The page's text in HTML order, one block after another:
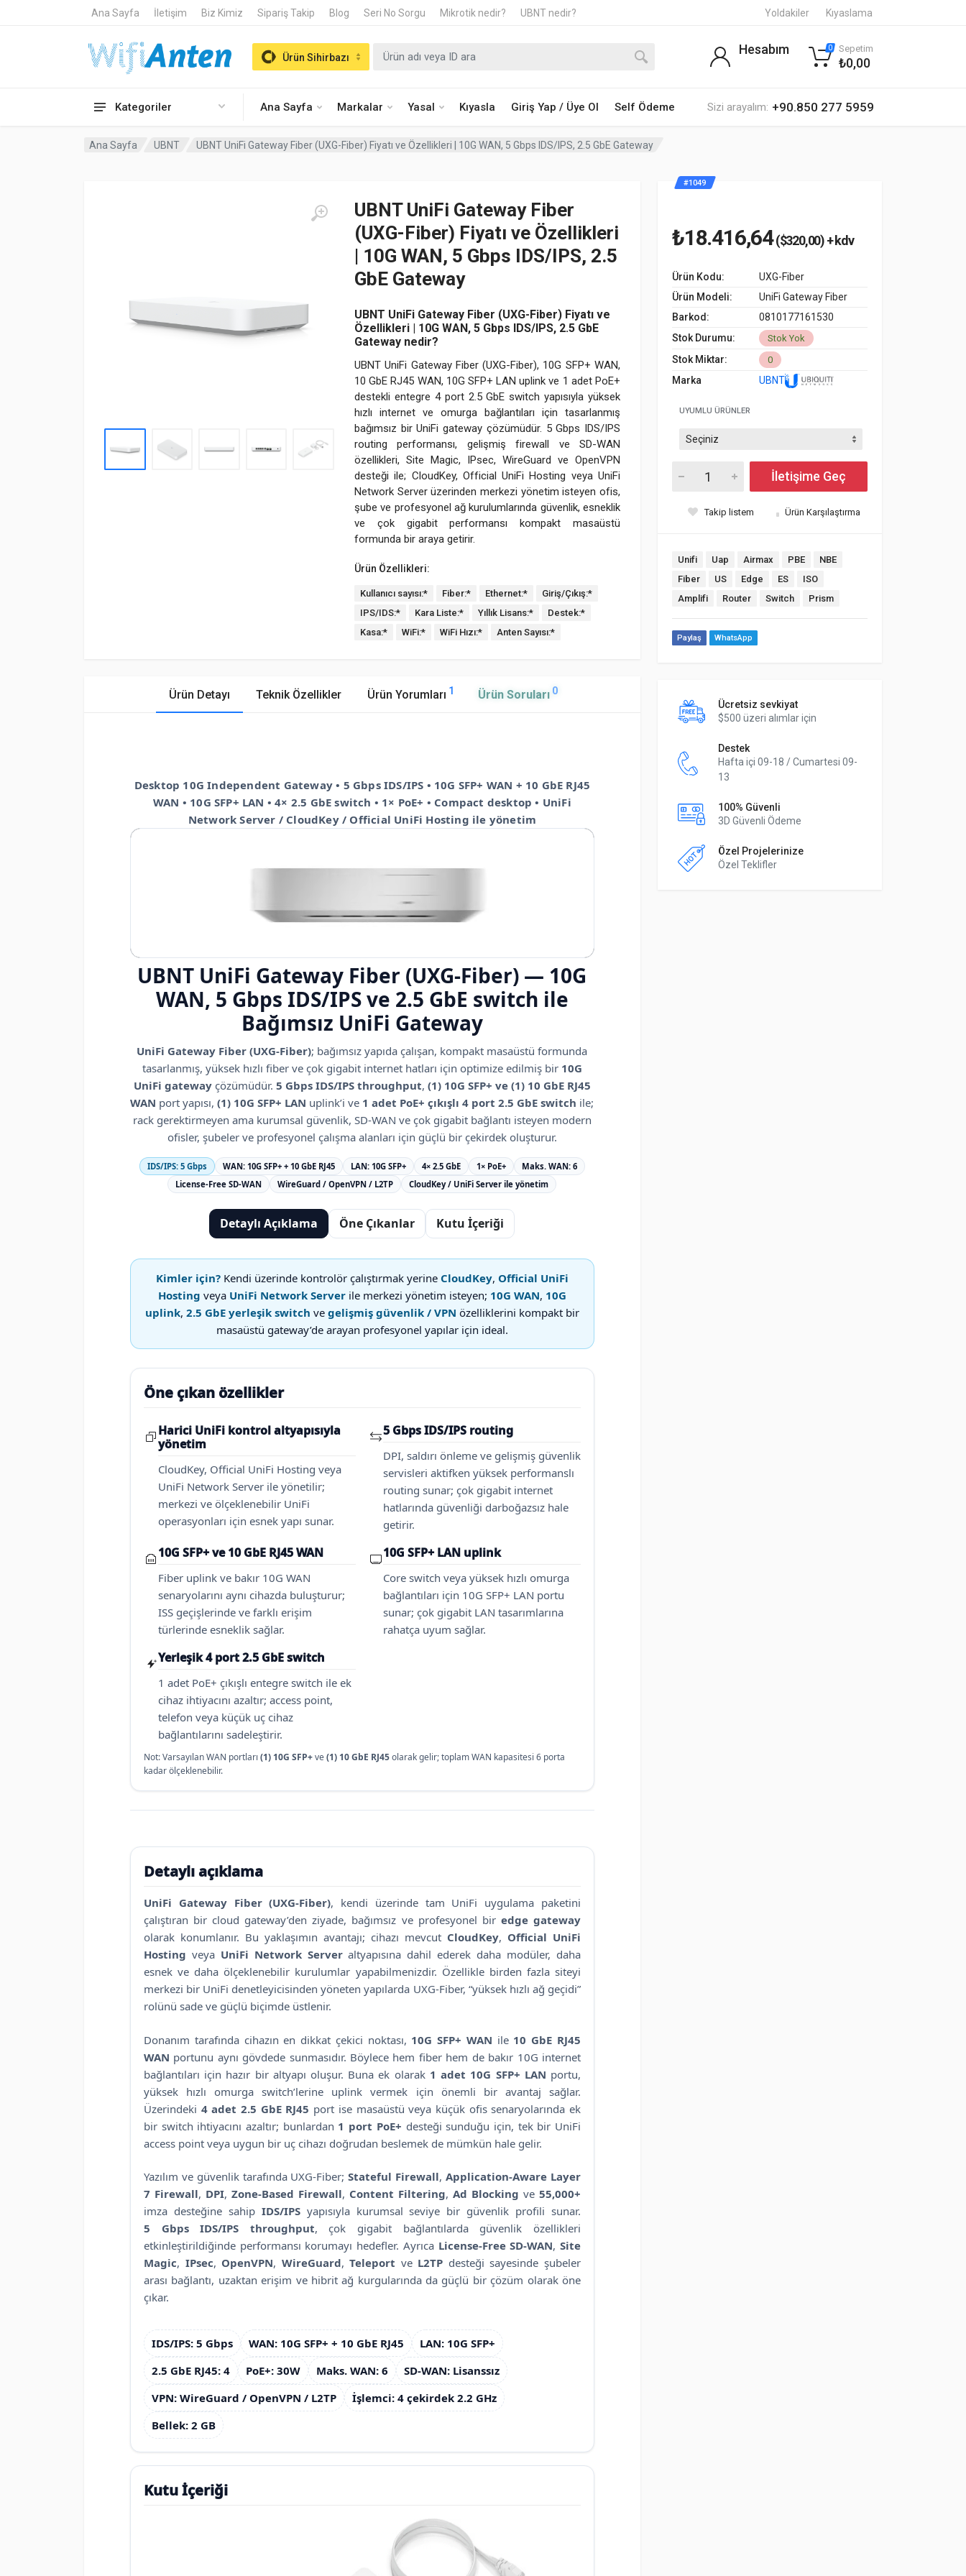
Ana Sayfa İletişim Biz Kimiz Sipariş Takip Blog Seri No Sorgu Mikrotik nedir? UBNT nedir? Yoldakiler Kıyaslama
Kategoriler Ana Sayfa Markalar Yasal Kıyasla Giriş Yap / Üye Ol Self Ödeme Sizi arayalım: +90.850 277 5959
Ürün Sihirbazı
Hesabım 0 Sepetim
₺0,00
Ana Sayfa UBNT UBNT UniFi Gateway Fiber (UXG-Fiber) Fiyatı ve Özellikleri | 10G WAN, 5 Gbps IDS/IPS, 2.5 GbE Gateway
UBNT UniFi Gateway Fiber
(UXG-Fiber) Fiyatı ve Özellikleri
| 10G WAN, 5 Gbps IDS/IPS, 2.5
GbE Gateway
UBNT UniFi Gateway Fiber (UXG-Fiber) Fiyatı ve
Özellikleri | 10G WAN, 5 Gbps IDS/IPS, 2.5 GbE
Gateway nedir?
UBNT UniFi Gateway Fiber (UXG-Fiber), 10G SFP+ WAN,
10 GbE RJ45 WAN, 10G SFP+ LAN uplink ve 1 adet PoE+
destekli entegre 4 port 2.5 GbE switch yapısıyla yüksek
hızlı internet ve omurga bağlantıları için tasarlanmış
bağımsız bir UniFi gateway çözümüdür. 5 Gbps IDS/IPS
routing performansı, gelişmiş firewall ve SD-WAN
özellikleri, Site Magic, IPsec, WireGuard ve OpenVPN
desteği ile; CloudKey, Official UniFi Hosting veya UniFi
Network Server üzerinden merkezi yönetim isteyen ofis,
şube ve profesyonel ağ kurulumlarında güvenlik, esneklik
ve çok gigabit performansı kompakt masaüstü
formunda bir araya getirir.
Ürün Özellikleri:
Kullanıcı sayısı:* Fiber:* Ethernet:*
Giriş/Çıkış:*
IPS/IDS:*
Kara Liste:* Yıllık Lisans:*
Destek:*
Kasa:*
WiFi:* WiFi Hızı:* Anten Sayısı:*
#1049
₺18.416,64($320,00) + kdv
Ürün Kodu:
UXG-Fiber
Ürün Modeli:
UniFi Gateway Fiber
Barkod:
0810177161530
Stok Durumu:
Stok Yok
Stok Miktar: 0
Marka UBNT
UYUMLU ÜRÜNLER
İletişime Geç
Takip listem Ürün Karşılaştırma
Unifi Uap Airmax PBE
NBE
Fiber
US Edge ES
ISO
Amplifi
Router Switch Prism
Paylaş WhatsApp
Ücretsiz sevkiyat
$500 üzeri alımlar için
Destek
Hafta içi 09-18 / Cumartesi 09-
13
100% Güvenli
3D Güvenli Ödeme
Özel Projelerinize
Özel Teklifler
Ürün Detayı Teknik Özellikler Ürün Yorumları 1 Ürün Soruları 0
Desktop 10G Independent Gateway • 5 Gbps IDS/IPS • 10G SFP+ WAN + 10 GbE RJ45
WAN • 10G SFP+ LAN • 4× 2.5 GbE switch • 1× PoE+ • Compact desktop • UniFi
Network Server / CloudKey / Official UniFi Hosting ile yönetim
UBNT UniFi Gateway Fiber (UXG-Fiber) — 10G
WAN, 5 Gbps IDS/IPS ve 2.5 GbE switch ile
Bağımsız UniFi Gateway
UniFi Gateway Fiber (UXG-Fiber); bağımsız yapıda çalışan, kompakt masaüstü formunda
tasarlanmış, yüksek hızlı fiber ve çok gigabit internet hatları için optimize edilmiş bir 10G
UniFi gatewayçözümüdür. 5 Gbps IDS/IPS throughput, (1) 10G SFP+ ve (1) 10 GbE RJ45
WAN port yapısı,(1) 10G SFP+ LAN uplink’i ve 1 adet PoE+ çıkışlı 4 port 2.5 GbE switch ile;
rack gerektirmeyen ama kurumsal güvenlik, SD-WAN ve çok gigabit bağlantı isteyen modern
ofisler, şubeler ve profesyonel çalışma alanları için güçlü bir çekirdek oluşturur.
IDS/IPS: 5 Gbps WAN: 10G SFP+ + 10 GbE RJ45 LAN: 10G SFP+ 4× 2.5 GbE 1× PoE+
Maks. WAN: 6
License-Free SD-WAN
WireGuard / OpenVPN / L2TP CloudKey / UniFi Server ile yönetim
Detaylı Açıklama Öne Çıkanlar Kutu İçeriği
Kimler için?Kendi üzerinde kontrolör çalıştırmak yerine CloudKey, Official UniFi
Hosting veya UniFi Network Serverile merkezi yönetim isteyen; 10G WAN, 10G
uplink, 2.5 GbE yerleşik switch ve gelişmiş güvenlik / VPN özelliklerini kompakt bir
masaüstü gateway’de arayan profesyonel yapılar için ideal.
Öne çıkan özellikler
Harici UniFi kontrol altyapısıyla
yönetim
CloudKey, Official UniFi Hosting veya
UniFi Network Server ile yönetilir;
merkezi ve ölçeklenebilir UniFi
operasyonları için esnek yapı sunar.
5 Gbps IDS/IPS routing
DPI, saldırı önleme ve gelişmiş güvenlik
servisleri aktifken yüksek performanslı
routing sunar; çok gigabit internet
hatlarında güvenliği darboğazsız hale
getirir.
10G SFP+ ve 10 GbE RJ45 WAN
Fiber uplink ve bakır 10G WAN
senaryolarını aynı cihazda buluşturur;
ISS geçişlerinde ve farklı erişim
türlerinde esneklik sağlar.
10G SFP+ LAN uplink
Core switch veya yüksek hızlı omurga
bağlantıları için 10G SFP+ LAN portu
sunar; çok gigabit LAN tasarımlarına
rahatça uyum sağlar.
Yerleşik 4 port 2.5 GbE switch
1 adet PoE+ çıkışlı entegre switch ile ek
cihaz ihtiyacını azaltır; access point,
telefon veya küçük uç cihaz
bağlantılarını sadeleştirir.
Not: Varsayılan WAN portları (1) 10G SFP+ve(1) 10 GbE RJ45olarak gelir; toplam WAN kapasitesi 6 porta
kadar ölçeklenebilir.
Detaylı açıklama
UniFi Gateway Fiber (UXG-Fiber), kendi üzerinde tam UniFi uygulama paketini
çalıştıran bir cloud gateway’den ziyade, bağımsız ve profesyonel bir edge gateway
olarak konumlanır. Bu yaklaşımın avantajı; cihazı mevcut CloudKey, Official UniFi
Hosting veya UniFi Network Serveraltyapısına dahil ederek daha modüler, daha
esnek ve daha ölçeklenebilir kurulumlar yapabilmenizdir. Özellikle birden fazla siteyi
merkezi bir UniFi denetleyicisinden yöneten yapılarda UXG-Fiber, “yüksek hızlı ağ geçidi”
rolünü sade ve güçlü biçimde üstlenir.
Donanım tarafında cihazın en dikkat çekici noktası, 10G SFP+ WAN ile 10 GbE RJ45
WAN portunu aynı gövdede sunmasıdır. Böylece hem fiber hem de bakır 10G internet
bağlantıları için hazır bir altyapı oluşur. Buna ek olarak 1 adet 10G SFP+ LAN portu,
yüksek hızlı omurga switch’lerine uplink vermek için önemli bir avantaj sağlar.
Üzerindeki 4 adet 2.5 GbE RJ45 port ise masaüstü veya küçük ofis senaryolarında ek
bir switch ihtiyacını azaltır; bunlardan 1 port PoE+ desteği sunduğu için, tek bir UniFi
access point veya uygun bir uç cihazı doğrudan beslemek de mümkün hale gelir.
Yazılım ve güvenlik tarafında UXG-Fiber;Stateful Firewall,Application-Aware Layer
7 Firewall, DPI, Zone-Based Firewall, Content Filtering, Ad Blocking ve 55,000+
imza desteğine sahip IDS/IPSyapısıyla kurumsal seviye bir güvenlik profili sunar.
5 Gbps IDS/IPS throughput, çok gigabit bağlantılarda güvenlik özellikleri
etkinleştirildiğinde performansı korumayı hedefler. Ayrıca License-Free SD-WAN, Site
Magic, IPsec, OpenVPN, WireGuard,Teleport ve L2TP desteği sayesinde şubeler
arası bağlantı, uzaktan erişim ve hibrit ağ kurgularında da güçlü bir çözüm olarak öne
çıkar.
IDS/IPS: 5 Gbps WAN: 10G SFP+ + 10 GbE RJ45
LAN: 10G SFP+
2.5 GbE RJ45: 4
PoE+: 30W Maks. WAN: 6
SD-WAN: Lisanssız
VPN: WireGuard / OpenVPN / L2TP
İşlemci: 4 çekirdek 2.2 GHz
Bellek: 2 GB
Kutu İçeriği